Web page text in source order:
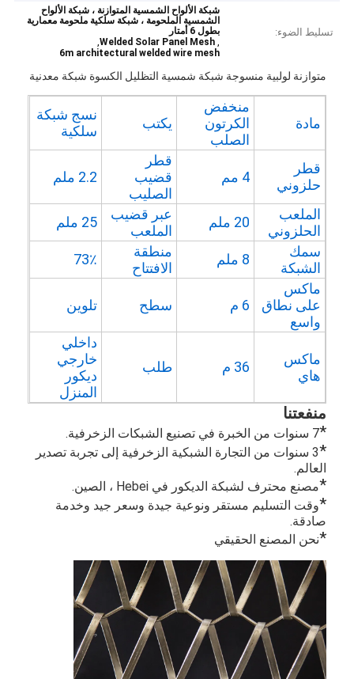
تسليط الضوء:
شبكة الألواح الشمسية المتوازنة ، شبكة الألواح
الشمسية الملحومة ، شبكة سلكية ملحومة معمارية
بطول 6 أمتار
,
Welded Solar Panel Mesh
,
6m architectural welded wire mesh
متوازنة لولبية منسوجة شبكة شمسية التظليل الكسوة شبكة معدنية
مادة
منخفض
الكرتون
الصلب
يكتب
نسج شبكة
سلكية
قطر
حلزوني
4 مم
قطر
قضيب
الصليب
2.2 ملم
الملعب
الحلزوني
20 ملم
عبر قضيب
الملعب
25 ملم
سمك
الشبكة
8 ملم
منطقة
الافتتاح
73٪
ماكس
على نطاق
واسع
6 م سطح تلوين
ماكس
هاي
36 م طلب
داخلي
خارجي
ديكور
المنزل
منفعتنا
*7 سنوات من الخبرة في تصنيع الشبكات الزخرفية.
*
3 سنوات من التجارة الشبكية الزخرفية إلى تجربة تصدير
العالم.
*مصنع محترف لشبكة الديكور في Hebei ، الصين.
*وقت التسليم مستقر ونوعية جيدة وسعر جيد وخدمة
صادقة.
*نحن المصنع الحقيقي